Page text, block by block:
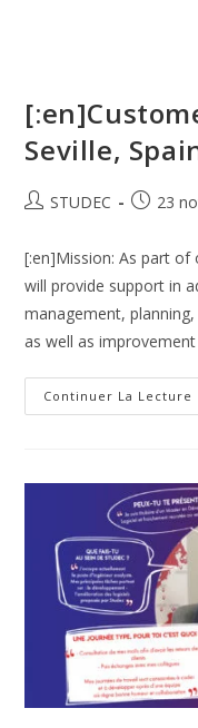
Seville,
STUDEC 23
[:en]Mission: As part
will provide support in
management,
as well as
Continuer La Lecture